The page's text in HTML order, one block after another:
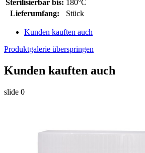
Sterilisierbar bis: 180°C
Lieferumfang:
Stück
Kunden kauften auch
Produktgalerie überspringen
Kunden kauften auch
slide 0